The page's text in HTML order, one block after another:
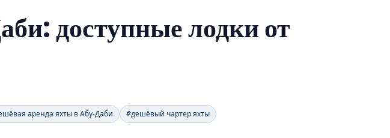
доступные лодки от
аренда яхты в Абу-Даби
#дешёвый чартер яхты